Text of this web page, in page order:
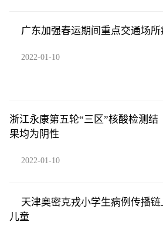
广东加强春运期间重点交通场
2022-01-10
浙江永康第五轮“三区”核酸检测结
果均为阴性
2022-01-10
天津奥密克戎小学生病例传播
儿童